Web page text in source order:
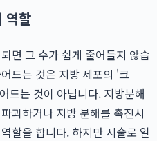
역할
면 그 수가 쉽게 줄어들지 않습
드는 것은 지방 세포의 '크
드는 것이 아닙니다. 지방분해
괴하거나 지방 분해를 촉진시
할을 합니다. 하지만 시술로 일